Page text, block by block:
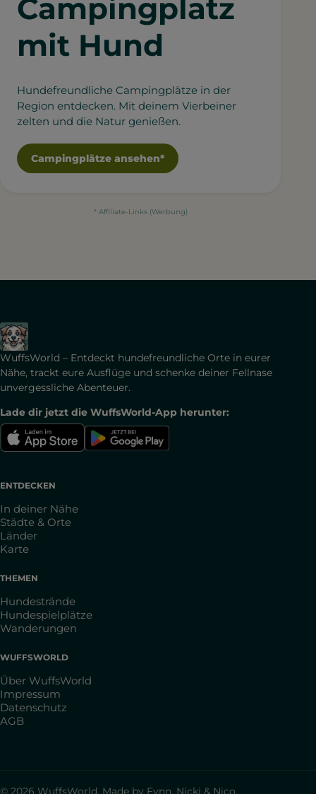
Campingplatz
mit Hund
Hundefreundliche Campingplätze in der
Region entdecken. Mit deinem Vierbeiner
zelten und die Natur genießen.
Campingplätze ansehen*
* Affiliate-Links (Werbung)
WuffsWorld – Entdeckt hundefreundliche Orte in eurer
Nähe, trackt eure Ausflüge und schenke deiner Fellnase
unvergessliche Abenteuer.
Lade dir jetzt die WuffsWorld-App herunter:
ENTDECKEN
In deiner Nähe
Städte & Orte
Länder
Karte
THEMEN
Hundestrände
Hundespielplätze
Wanderungen
WUFFSWORLD
Über WuffsWorld
Impressum
Datenschutz
AGB
© 2026 WuffsWorld. Made by Fynn, Nicki & Nico.